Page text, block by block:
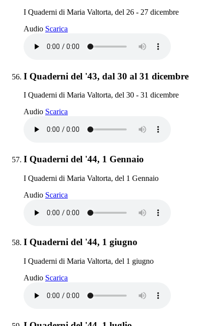
I Quaderni di Maria Valtorta, del 26 - 27 dicembre
Audio Scarica
Elemento 56:
I Quaderni del '43, dal 30 al 31 dicembre
I Quaderni di Maria Valtorta, del 30 - 31 dicembre
Audio Scarica
Elemento 57:
I Quaderni del '44, 1 Gennaio
I Quaderni di Maria Valtorta, del 1 Gennaio
Audio Scarica
Elemento 58:
I Quaderni del '44, 1 giugno
I Quaderni di Maria Valtorta, del 1 giugno
Audio Scarica